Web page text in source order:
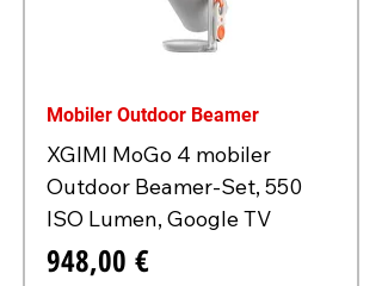
Mobiler Outdoor Beamer
XGIMI MoGo 4 mobiler
Outdoor Beamer-Set, 550
ISO Lumen, Google TV
Preis
948,00 €